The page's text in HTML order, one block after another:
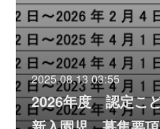
2025.08.13 03:55
2026年度 認定こ